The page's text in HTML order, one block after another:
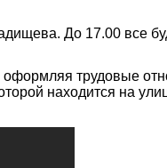
До 17.00 все
оформляя трудовые
находится на